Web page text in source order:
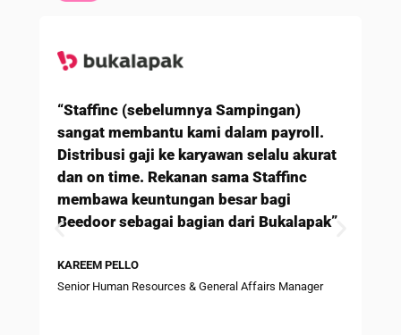
“Staffinc (sebelumnya Sampingan)
sangat membantu kami dalam payroll.
Distribusi gaji ke karyawan selalu akurat
dan on time. Rekanan sama Staffinc
membawa keuntungan besar bagi
Beedoor sebagai bagian dari Bukalapak”
KAREEM PELLO
Senior Human Resources & General Affairs Manager